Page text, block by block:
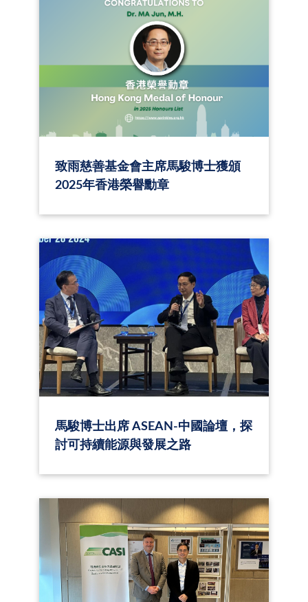
致雨慈善基金會主席馬駿博士獲頒
2025年香港榮譽勳章
馬駿博士出席 ASEAN-中國論壇，探
討可持續能源與發展之路